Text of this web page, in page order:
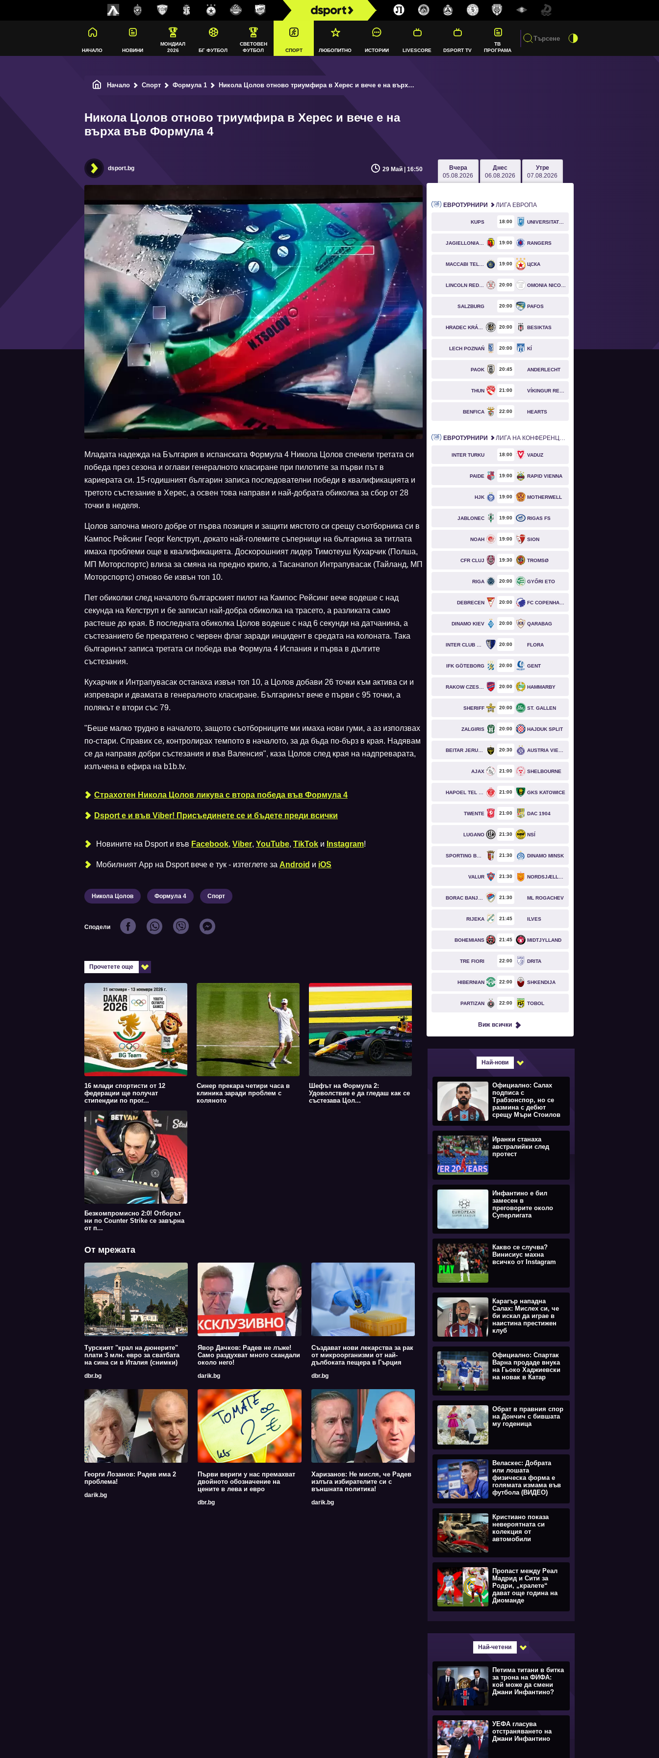
НАЧАЛО НОВИНИ
МОНДИАЛ
2026
БГ ФУТБОЛ
СВЕТОВЕН
ФУТБОЛ
СПОРТ ЛЮБОПИТНО ИСТОРИИ LIVESCORE DSPORT TV
ТВ
ПРОГРАМА
Начало Спорт Формула 1 Никола Цолов отново триумфира в Херес и вече е на върха във Формула 4
Никола Цолов отново триумфира в Херес и вече е на
върха във Формула 4
dsport.bg 29 Май | 16:50
Младата надежда на България в испанската Формула 4 Никола Цолов спечели третата си
победа през сезона и оглави генералното класиране при пилотите за първи път в
кариерата си. 15-годишният българин записа последователни победи в квалификацията и
третото състезание в Херес, а освен това направи и най-добрата обиколка за сбор от 28
точки в неделя.
Цолов започна много добре от първа позиция и защити мястото си срещу съотборника си в
Кампос Рейсинг Георг Келструп, докато най-големите съперници на българина за титлата
имаха проблеми още в квалификацията. Доскорошният лидер Тимотеуш Кухарчик (Полша,
МП Моторспортс) влиза за смяна на предно крило, а Тасанапол Интрапувасак (Тайланд, МП
Моторспортс) отново бе извън топ 10.
Пет обиколки след началото българският пилот на Кампос Рейсинг вече водеше с над
секунда на Келструп и бе записал най-добра обиколка на трасето, а разликата само
растеше до края. В последната обиколка Цолов водеше с над 6 секунди на датчанина, а
състезанието бе прекратено с червен флаг заради инцидент в средата на колоната. Така
българинът записа третата си победа във Формула 4 Испания и първа в дългите
състезания.
Кухарчик и Интрапувасак останаха извън топ 10, а Цолов добави 26 точки към актива си и
изпревари и двамата в генералното класиране. Българинът вече е първи с 95 точки, а
полякът е втори със 79.
"Беше малко трудно в началото, защото съотборниците ми имаха нови гуми, а аз използвах
по-стари. Справих се, контролирах темпото в началото, за да бъда по-бърз в края. Надявам
се да направя добри състезания и във Валенсия", каза Цолов след края на надпреварата,
излъчена в ефира на b1b.tv.
Страхотен Никола Цолов ликува с втора победа във Формула 4
Dsport е и във Viber! Присъединете се и бъдете преди всички
Новините на Dsport и във Facebook, Viber, YouTube, TikTok и Instagram!
Мобилният Аpp на Dsport вече е тук - изтеглете за Android и iOS
Никола Цолов Формула 4 Спорт
Сподели
Прочетете още
16 млади спортисти от 12
федерации ще получат
стипендии по прог...
Синер прекара четири часа в
клиника заради проблем с
коляното
Шефът на Формула 2:
Удоволствие е да гледаш как се
състезава Цол...
Безкомпромисно 2:0! Отборът
ни по Counter Strike се завърна
от п...
От мрежата
Турският "крал на дюнерите"
плати 3 млн. евро за сватбата
на сина си в Италия (снимки)
dbr.bg
Явор Дачков: Радев не лъже!
Само раздухват много скандали
около него!
darik.bg
Създават нови лекарства за рак
от микроорганизми от най-
дълбоката пещера в Гърция
dbr.bg
Георги Лозанов: Радев има 2
проблема!
darik.bg
Първи вериги у нас премахват
двойното обозначение на
цените в лева и евро
dbr.bg
Харизанов: Не мисля, че Радев
излъга избирателите си с
външната политика!
darik.bg
Вчера
05.08.2026
Днес
06.08.2026
Утре
07.08.2026
ЕВРОТУРНИРИ ЛИГА ЕВРОПА
KUPS 18 00
19 00 RANGERS
19 00 ЦСКА
20 00
SALZBURG 20 00 PAFOS
20 00 BESIKTAS
LECH POZNAŃ 20 00 KÍ
PAOK 20 45 ANDERLECHT
THUN 21 00
BENFICA 22 00 HEARTS
ЕВРОТУРНИРИ ЛИГА НА КОНФЕРЕНЦИИТЕ
INTER TURKU 18 00 VADUZ
PAIDE 19 00 RAPID VIENNA
HJK 19 00 MOTHERWELL
JABLONEC 19 00 RIGAS FS
NOAH 19 00 SION
CFR CLUJ 19 30 TROMSØ
RIGA 20 00 GYŐRI ETO
DEBRECEN 20 00
DINAMO KIEV 20 00 QARABAG
20 00 FLORA
IFK GÖTEBORG 20 00 GENT
20 00 HAMMARBY
SHERIFF 20 00 ST. GALLEN
ZALGIRIS 20 00 HAJDUK SPLIT
20 30
AJAX 21 00 SHELBOURNE
21 00 GKS KATOWICE
TWENTE 21 00 DAC 1904
LUGANO 21 30 NSÍ
21 30 DINAMO MINSK
VALUR 21 30
21 30 ML ROGACHEV
RIJEKA 21 45 ILVES
BOHEMIANS 21 45 MIDTJYLLAND
TRE FIORI 22 00 DRITA
HIBERNIAN 22 00 SHKENDIJA
PARTIZAN 22 00 TOBOL
Виж всички
Най-нови
Официално: Салах
подписа с
Трабзонспор, но се
размина с дебют
срещу Мъри Стоилов
Иранки станаха
австралийки след
протест
Инфантино е бил
замесен в
преговорите около
Суперлигата
Какво се случва?
Винисиус махна
всичко от Instagram
Карагър нападна
Салах: Мислех си, че
би искал да играе в
наистина престижен
клуб
Официално: Спартак
Варна продаде внука
на Гьоко Хаджиевски
на новак в Катар
Обрат в правния спор
на Дончич с бившата
му годеница
Веласкес: Добрата
или лошата
физическа форма е
голямата измама във
футбола (ВИДЕО)
Кристиано показа
невероятната си
колекция от
автомобили
Пропаст между Реал
Мадрид и Сити за
Родри, „кралете“
дават още година на
Диоманде
Най-четени
Петима титани в битка
за трона на ФИФА:
кой може да смени
Джани Инфантино?
УЕФА гласува
отстраняването на
Джани Инфантино